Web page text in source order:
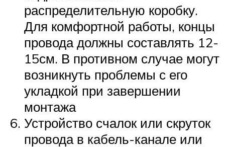
распределительную коробку.
Для комфортной работы, концы
провода должны составлять 12-
15см. В противном случае могут
возникнуть проблемы с его
укладкой при завершении
монтажа
Устройство счалок или скруток
провода в кабель-канале или